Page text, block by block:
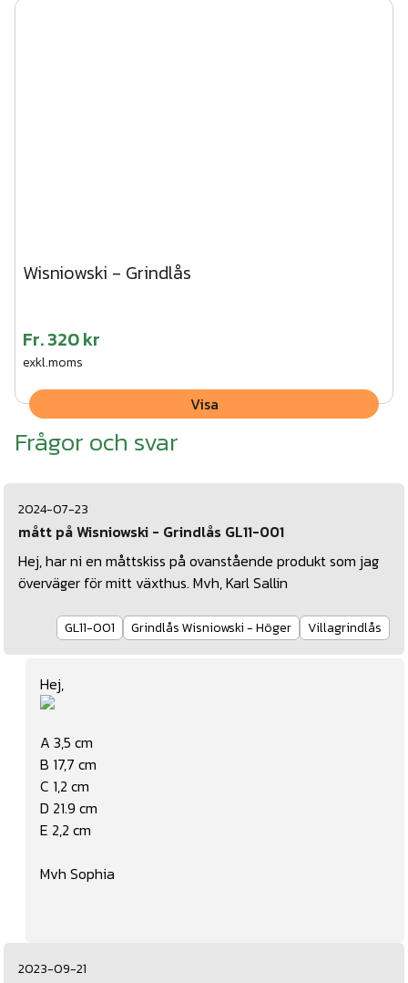
Wisniowski - Grindlås
Fr.320 kr
exkl.moms
Visa
Frågor och svar
2024-07-23
mått på Wisniowski - Grindlås GL11-001
Hej, har ni en måttskiss på ovanstående produkt som jag
överväger för mitt växthus. Mvh, Karl Sallin
GL11-001 Grindlås Wisniowski - Höger Villagrindlås
Hej,
A 3,5 cm
B 17,7 cm
C 1,2 cm
D 21.9 cm
E 2,2 cm
Mvh Sophia
2023-09-21